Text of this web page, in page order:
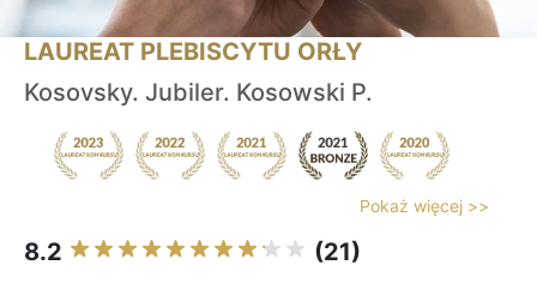
LAUREAT PLEBISCYTU ORŁY
Kosovsky. Jubiler. Kosowski P.
Pokaż więcej >>
8.2 (21)